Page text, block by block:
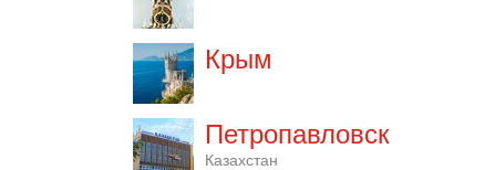
Крым
Петропавловск
Казахстан